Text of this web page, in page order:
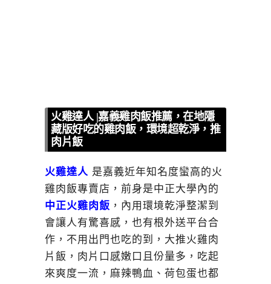
火雞達人 |嘉義雞肉飯推薦，在地隱
藏版好吃的雞肉飯，環境超乾淨，推
肉片飯
火雞達人 是嘉義近年知名度蠻高的火
雞肉飯專賣店，前身是中正大學內的
中正火雞肉飯 ，內用環境乾淨整潔到
會讓人有驚喜感，也有根外送平台合
作，不用出門也吃的到，大推火雞肉
片飯，肉片口感嫩口且份量多，吃起
來爽度一流，麻辣鴨血、荷包蛋也都